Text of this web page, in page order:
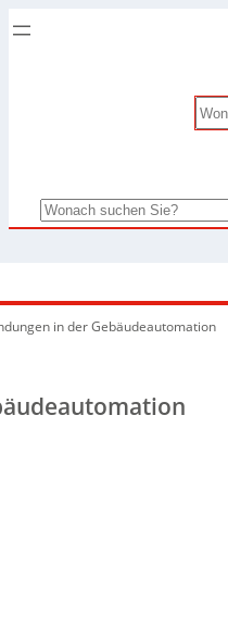
Search
Search
in der Gebäudeautomation